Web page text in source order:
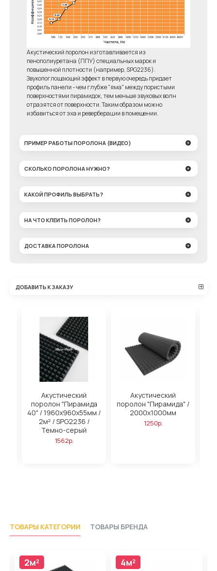
Акустический поролон изготавливается из
пенополиуретана (ППУ) специальных марок и
повышенной плотности (например, SPG2236).
Звукопоглощающий эффект в первую очередь придает
профиль панели - чем глубже "яма" между пористыми
поверхностями пирамидок, тем меньше звуковых волн
отразятся от поверхности. Таким образом можно
избавиться от эха и реверберации в помещении.
ПРИМЕР РАБОТЫ ПОРОЛОНА (ВИДЕО)
СКОЛЬКО ПОРОЛОНА НУЖНО?
КАКОЙ ПРОФИЛЬ ВЫБРАТЬ?
НА ЧТО КЛЕИТЬ ПОРОЛОН?
ДОСТАВКА ПОРОЛОНА
ДОБАВИТЬ К ЗАКАЗУ
Акустический
поролон "Пирамида
40" / 1960х960х55мм /
2м² / SPG2236 /
Темно-серый
1562р.
Акустический
поролон "Пирамида" /
2000х1000мм
1250р.
ТОВАРЫ КАТЕГОРИИ ТОВАРЫ БРЕНДА
2м² 4м²
4м²